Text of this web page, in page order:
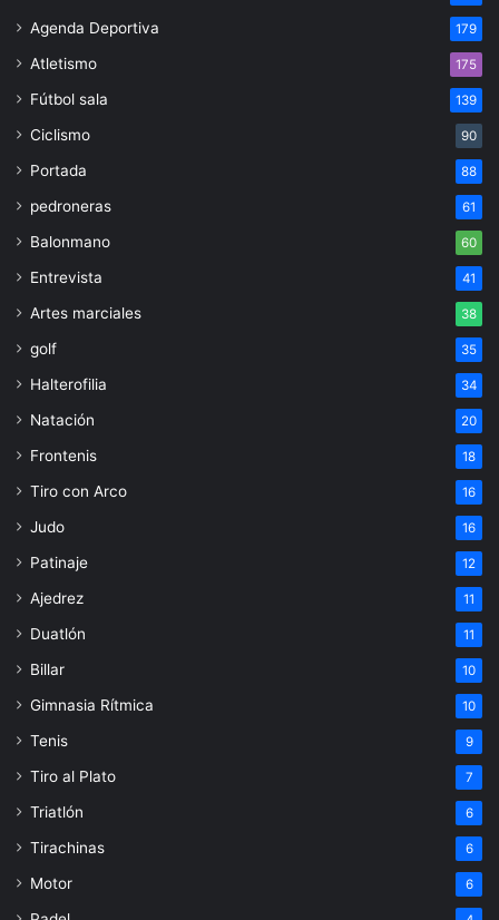
Agenda Deportiva 179
Atletismo 175
Fútbol sala 139
Ciclismo 90
Portada 88
pedroneras 61
Balonmano 60
Entrevista 41
Artes marciales 38
golf 35
Halterofilia 34
Natación 20
Frontenis 18
Tiro con Arco 16
Judo 16
Patinaje 12
Ajedrez 11
Duatlón 11
Billar 10
Gimnasia Rítmica 10
Tenis 9
Tiro al Plato 7
Triatlón 6
Tirachinas 6
Motor 6